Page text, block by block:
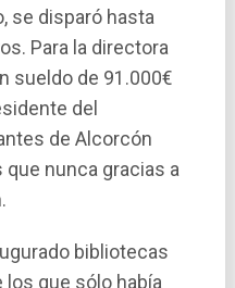
se disparó hasta
Para la directora
sueldo de 91.000€
del
de Alcorcón
nunca gracias a
bibliotecas
que sólo habí­a